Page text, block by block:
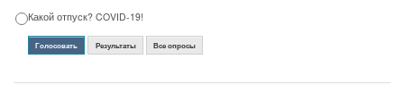
Какой отпуск? COVID-19!
Голосовать Результаты Все опросы